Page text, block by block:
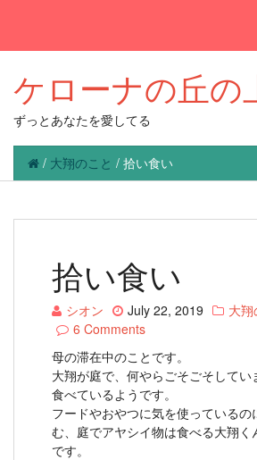
ケローナの丘の
ずっとあなたを愛してる
/ 大翔のこと / 拾い食い
拾い食い
シオン July 22, 2019
大翔
6 Comments
母の滞在中のことです。
大翔が庭で、何やらごそごそしてい
食べているようです。
フードやおやつに気を使っているの
む、庭でアヤシイ物は食べる大翔く
です。